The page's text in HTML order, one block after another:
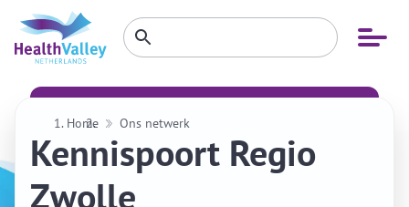
Open
menu
Zoeken
binnenZoeken
Home Ons netwerk
Kennispoort Regio
Zwolle